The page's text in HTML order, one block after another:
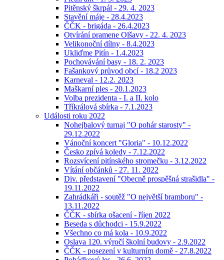
Pitěnský škrpál - 29. 4. 2023
Stavění máje - 28.4.2023
ČČK - brigáda - 26.4.2023
Otvírání pramene Olšavy - 22. 4. 2023
Velikonoční dílny - 8.4.2023
Ukliďme Pitín - 1.4.2023
Pochovávání basy - 18. 2. 2023
Fašankový průvod obcí - 18.2 2023
Karneval - 12.2. 2023
Maškarní ples - 20.1.2023
Volba prezidenta - I. a II. kolo
Tříkrálová sbírka - 7.1.2023
Události roku 2022
Nohejbalový turnaj "O pohár starosty" -
29.12.2022
Vánoční koncert "Gloria" - 10.12.2022
Česko zpívá koledy - 7.12.2022
Rozsvícení pitínského stromečku - 3.12.2022
Vítání občánků - 27. 11. 2022
Div. představení "Obecně prospěšná strašidla" -
19.11.2022
Zahrádkáři - soutěž "O největší bramboru" -
13.11.2022
ČČK - sbírka ošacení - říjen 2022
Beseda s důchodci - 15.9.2022
Všechno co má kola - 10.9.2022
Oslava 120. výročí školní budovy - 2.9.2022
ČČK - posezení v kulturním domě - 27.8.2022